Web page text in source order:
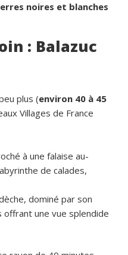
noires et blanches
: Balazuc
plus (environ 40 à 45
Villages de France
à une falaise au-
de calades,
dominé par son
offrant une vue splendide